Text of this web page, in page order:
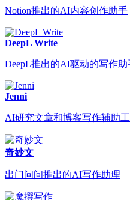
Notion推出的AI内容创作助手
DeepL Write
DeepL推出的AI驱动的写作助
Jenni
AI研究文章和博客写作辅助
奇妙文
出门问问推出的AI写作助理